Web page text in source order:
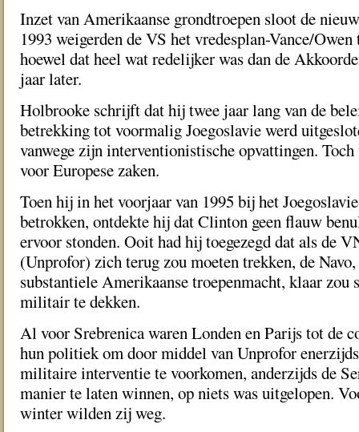
Inzet van Amerikaanse grondtroepen sloot de
1993 weigerden de VS het vredesplan-Vance/Owen
hoewel dat heel wat redelijker was dan de
jaar later.
Holbrooke schrijft dat hij twee jaar lang van de
betrekking tot voormalig Joegoslavie werd
vanwege zijn interventionistische opvattingen.
voor Europese zaken.
Toen hij in het voorjaar van 1995 bij het
betrokken, ontdekte hij dat Clinton geen flauw
ervoor stonden. Ooit had hij toegezegd dat als de
(Unprofor) zich terug zou moeten trekken, de
substantiele Amerikaanse troepenmacht, klaar zou
militair te dekken.
Al voor Srebrenica waren Londen en Parijs tot de
hun politiek om door middel van Unprofor
militaire interventie te voorkomen, anderzijds de
manier te laten winnen, op niets was uitgelopen.
winter wilden zij weg.